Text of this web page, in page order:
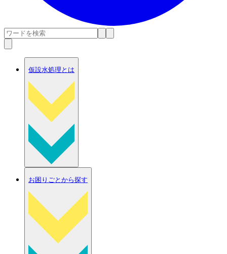
仮設水処理とは
お困りごとから探す